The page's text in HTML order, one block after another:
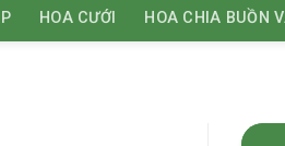
HOA CƯỚI HOA CHIA BUỒN